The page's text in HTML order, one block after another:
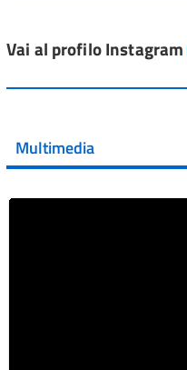
Vai al post →
Vai al post →
Vai al profilo Instagram
Multimedia